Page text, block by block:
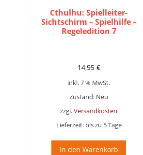
Cthulhu: Spielleiter-
Sichtschirm – Spielhilfe –
Regeledition 7
14,95 €
inkl. 7 % MwSt.
Zustand: Neu
zzgl.Versandkosten
Lieferzeit: bis zu 5 Tage
In den Warenkorb